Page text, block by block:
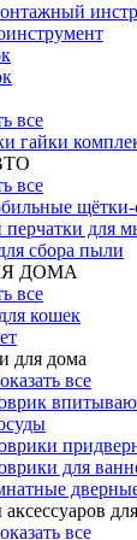
все
гайки
все
щётки-
перчатки для
сбора пыли
ДОМА
все
кошек
для дома
все
для
все